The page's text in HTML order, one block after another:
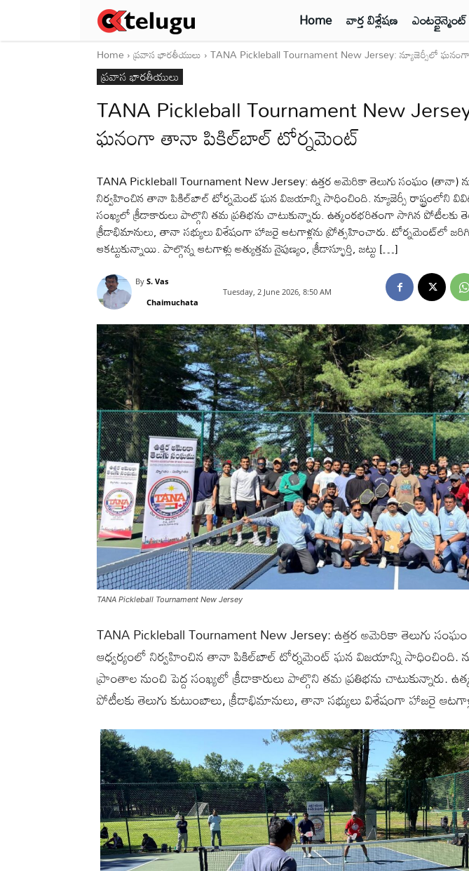
Home వార్త విశ్లేషణ ఎంటర్టైన్మెంట్
Home ప్రవాస భారతీయులు TANA Pickleball Tournament New Jersey: న్యూజెర్సీలో
ప్రవాస భారతీయులు
TANA Pickleball Tournament New
ఘనంగా తానా పికిల్‌బాల్ టోర్నమెంట్
TANA Pickleball Tournament New Jersey: ఉత్తర అమెరికా తెలుగు సంఘం (తానా)
నిర్వహించిన తానా పికిల్‌బాల్ టోర్నమెంట్ ఘన విజయాన్ని సాధించింది. న్యూజెర్సీ రాష్ట్రంలోని
సంఖ్యలో క్రీడాకారులు పాల్గొని తమ ప్రతిభను చాటుకున్నారు. ఉత్కంఠభరితంగా సాగిన పోటీలకు
క్రీడాభిమానులు, తానా సభ్యులు విశేషంగా హాజరై ఆటగాళ్లను ప్రోత్సహించారు. టోర్నమెంట్‌లో జరిగిన
ఆకట్టుకున్నాయి. పాల్గొన్న ఆటగాళ్లు అత్యుత్తమ నైపుణ్యం, క్రీడాస్ఫూర్తి, జట్టు […]
By S. Vas
Chaimuchata
Tuesday, 2 June 2026, 8:50 AM
TANA Pickleball Tournament New Jersey
TANA Pickleball Tournament New Jersey: ఉత్తర అమెరికా తెలుగు
ఆధ్వర్యంలో నిర్వహించిన తానా పికిల్‌బాల్ టోర్నమెంట్ ఘన విజయాన్ని సాధించింది.
ప్రాంతాల నుంచి పెద్ద సంఖ్యలో క్రీడాకారులు పాల్గొని తమ ప్రతిభను చాటుకున్నారు.
పోటీలకు తెలుగు కుటుంబాలు, క్రీడాభిమానులు, తానా సభ్యులు విశేషంగా హాజరై